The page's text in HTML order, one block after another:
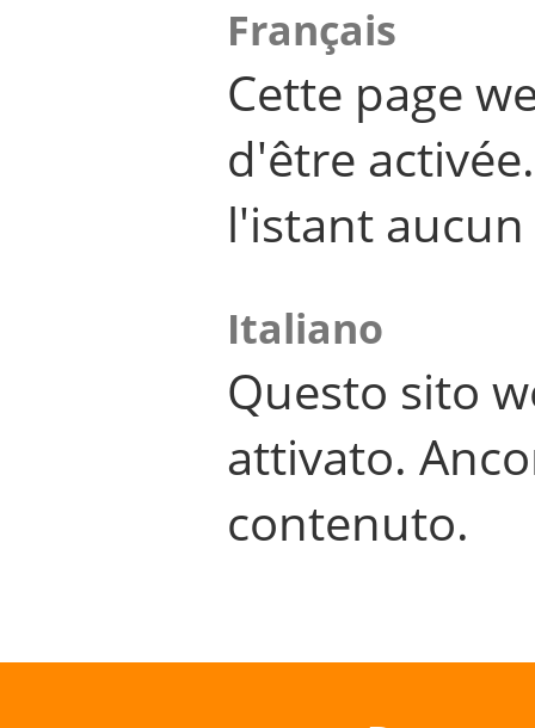
Français
Cette page
d'être
l'istant
Italiano
Questo sito
attivato.
contenuto.